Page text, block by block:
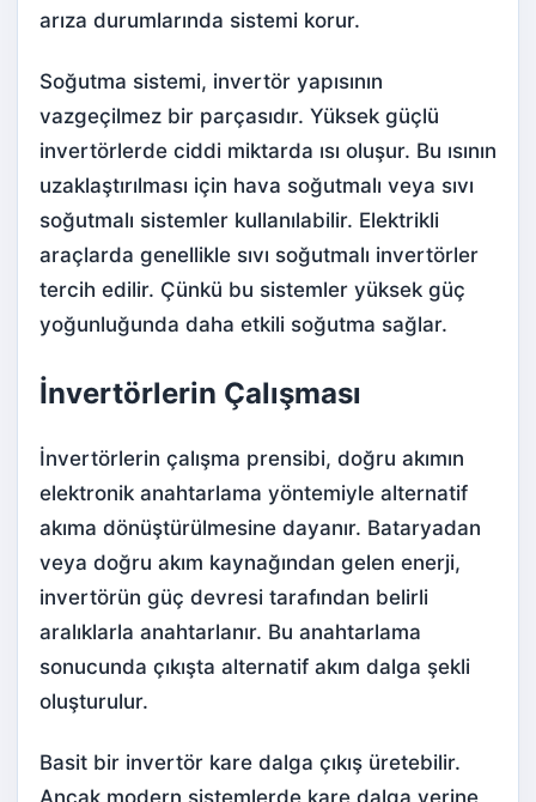
arıza durumlarında sistemi korur.
Soğutma sistemi, invertör yapısının
vazgeçilmez bir parçasıdır. Yüksek güçlü
invertörlerde ciddi miktarda ısı oluşur. Bu ısının
uzaklaştırılması için hava soğutmalı veya sıvı
soğutmalı sistemler kullanılabilir. Elektrikli
araçlarda genellikle sıvı soğutmalı invertörler
tercih edilir. Çünkü bu sistemler yüksek güç
yoğunluğunda daha etkili soğutma sağlar.
İnvertörlerin Çalışması
İnvertörlerin çalışma prensibi, doğru akımın
elektronik anahtarlama yöntemiyle alternatif
akıma dönüştürülmesine dayanır. Bataryadan
veya doğru akım kaynağından gelen enerji,
invertörün güç devresi tarafından belirli
aralıklarla anahtarlanır. Bu anahtarlama
sonucunda çıkışta alternatif akım dalga şekli
oluşturulur.
Basit bir invertör kare dalga çıkış üretebilir.